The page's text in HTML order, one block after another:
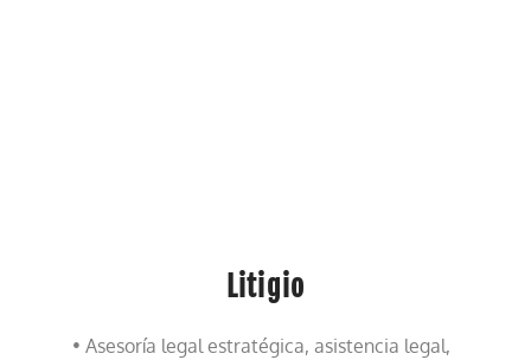
Litigio
• Asesoría legal estratégica, asistencia legal,